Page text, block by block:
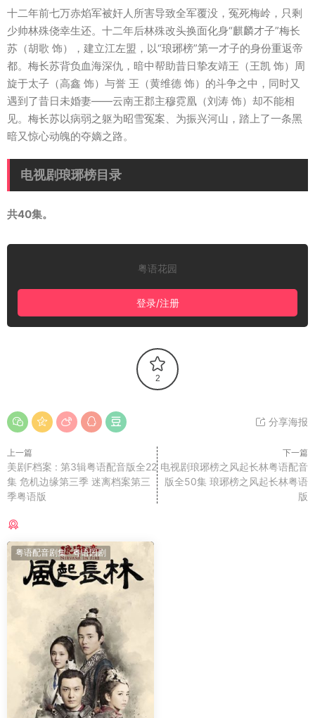
十二年前七万赤焰军被奸人所害导致全军覆没，冤死梅岭，只剩
少帅林殊侥幸生还。十二年后林殊改头换面化身“麒麟才子”梅长
苏（胡歌 饰），建立江左盟，以“琅琊榜”第一才子的身份重返帝
都。梅长苏背负血海深仇，暗中帮助昔日挚友靖王（王凯 饰）周
旋于太子（高鑫 饰）与誉 王（黄维德 饰）的斗争之中，同时又
遇到了昔日未婚妻——云南王郡主穆霓凰（刘涛 饰）却不能相
见。梅长苏以病弱之躯为昭雪冤案、为振兴河山，踏上了一条黑
暗又惊心动魄的夺嫡之路。
电视剧琅琊榜目录
共40集。
粤语花园
登录/注册
2
分享海报
上一篇
美剧F档案 : 第3辑粤语配音版全22
集 危机边缘第三季 迷离档案第三
季粤语版
下一篇
电视剧琅琊榜之风起长林粤语配音
版全50集 琅琊榜之风起长林粤语
版
粤语配音剧集·粤语国剧